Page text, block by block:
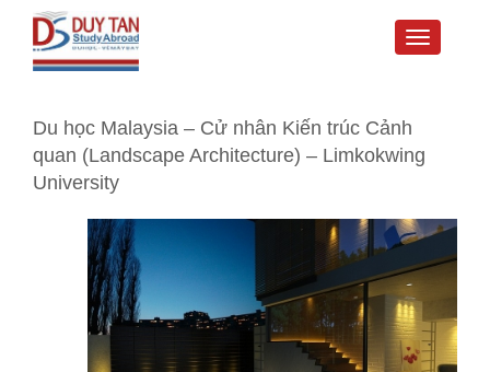
Toggle
Du học Malaysia – Cử nhân Kiến trúc Cảnh
quan (Landscape Architecture) – Limkokwing
University